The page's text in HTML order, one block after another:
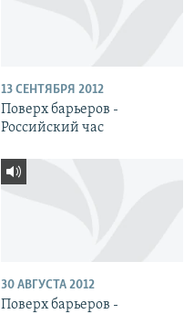
13 СЕНТЯБРЯ 2012
Поверх барьеров -
Российский час
30 АВГУСТА 2012
Поверх барьеров -